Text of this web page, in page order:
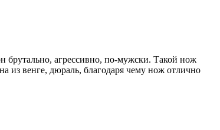
брутально, агрессивно, по-мужски. Такой нож
из венге, дюраль, благодаря чему нож отлично